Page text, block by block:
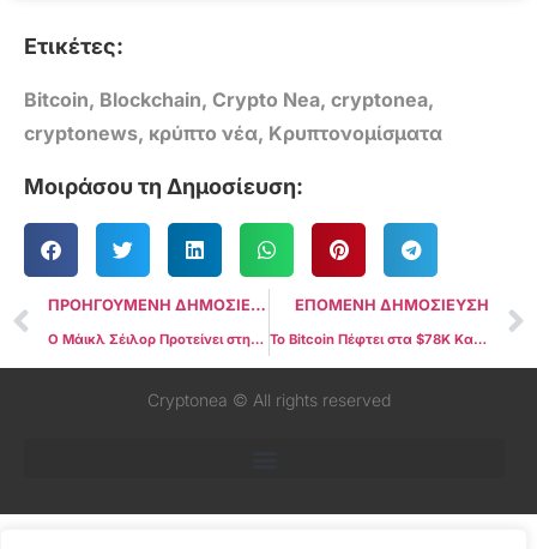
Ετικέτες:
Bitcoin, Blockchain, Crypto Nea, cryptonea,
cryptonews, κρύπτο νέα, Κρυπτονομίσματα
Μοιράσου τη Δημοσίευση:
ΠΡΟΗΓΟΥΜΕΝΗ ΔΗΜΟΣΙΕΥΣΗ
Ο Μάικλ Σέιλορ Προτείνει στην Κυβέρνηση των ΗΠΑ να Αποκτήσει έως και το 25% του Bitcoin Supply
ΕΠΟΜΕΝΗ ΔΗΜΟΣΙΕΥΣΗ
Το Bitcoin Πέφτει στα $78K Καθώς η Πτώση στη Wall Street Εντείνεται
Cryptonea © All rights reserved